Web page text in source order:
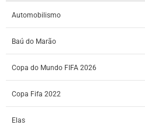
Automobilismo
Baú do Marão
Copa do Mundo FIFA 2026
Copa Fifa 2022
Elas